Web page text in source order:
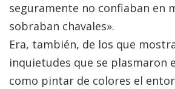
seguramente no confiaban en
sobraban chavales».
Era, también, de los que
inquietudes que se plasmaron
como pintar de colores el